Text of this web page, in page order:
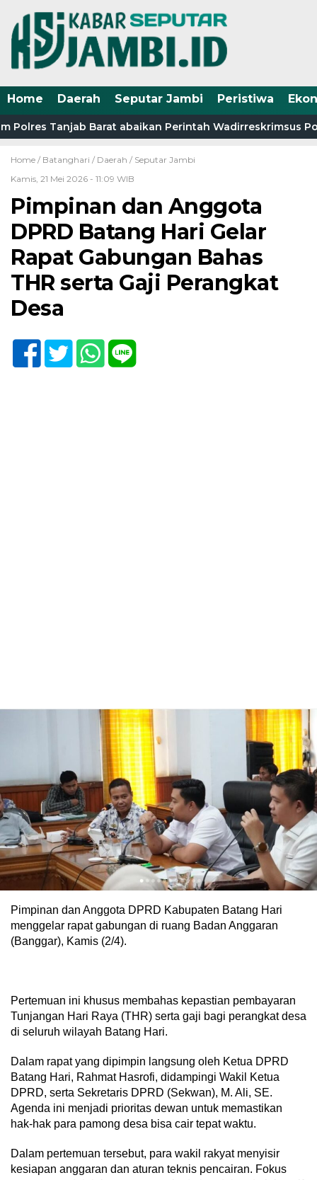
Home Daerah Seputar Jambi Peristiwa
Polres Tanjab Barat abaikan Perintah Wadirreskrimsus
Home / Batanghari / Daerah / Seputar Jambi
Kamis, 21 Mei 2026 - 11:09 WIB
Pimpinan dan Anggota
DPRD Batang Hari Gelar
Rapat Gabungan Bahas
THR serta Gaji Perangkat
Desa
Pimpinan dan Anggota DPRD Kabupaten Batang Hari
menggelar rapat gabungan di ruang Badan Anggaran
(Banggar), Kamis (2/4).
Pertemuan ini khusus membahas kepastian pembayaran
Tunjangan Hari Raya (THR) serta gaji bagi perangkat desa
di seluruh wilayah Batang Hari.
Dalam rapat yang dipimpin langsung oleh Ketua DPRD
Batang Hari, Rahmat Hasrofi, didampingi Wakil Ketua
DPRD, serta Sekretaris DPRD (Sekwan), M. Ali, SE.
Agenda ini menjadi prioritas dewan untuk memastikan
hak-hak para pamong desa bisa cair tepat waktu.
Dalam pertemuan tersebut, para wakil rakyat menyisir
kesiapan anggaran dan aturan teknis pencairan. Fokus